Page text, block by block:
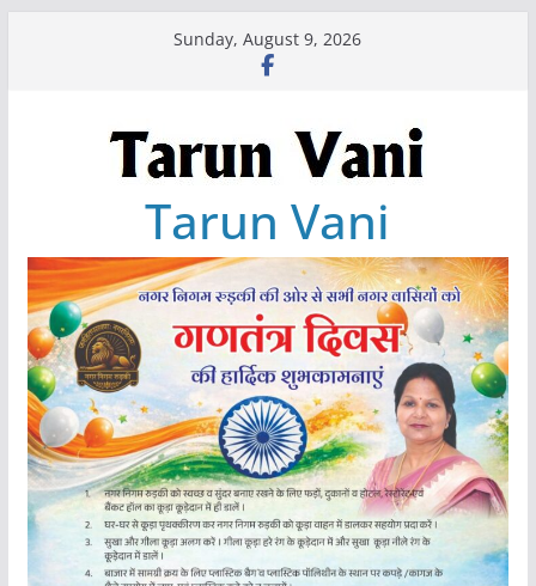
Sunday, August 9, 2026
Tarun Vani